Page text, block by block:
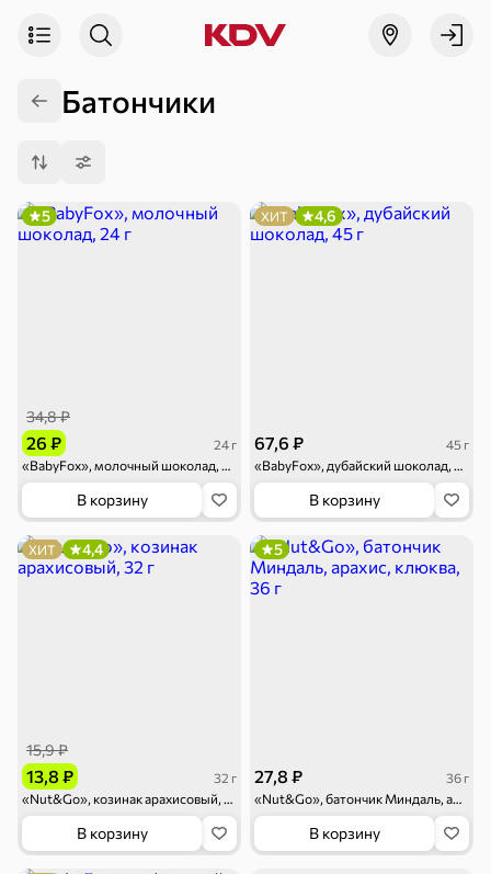
Батончики
34,8 ₽
26 ₽
24 г
«BabyFox», молочный шоколад, 24 г
5
В корзину
67,6 ₽
45 г
«BabyFox», дубайский шоколад, 45 г
ХИТ 4,6
В корзину
15,9 ₽
13,8 ₽
32 г
«Nut&Go», козинак арахисовый, 32 г
ХИТ 4,4
В корзину
27,8 ₽
36 г
«Nut&Go», батончик Миндаль, арахис, клюква, 36 г
5
В корзину